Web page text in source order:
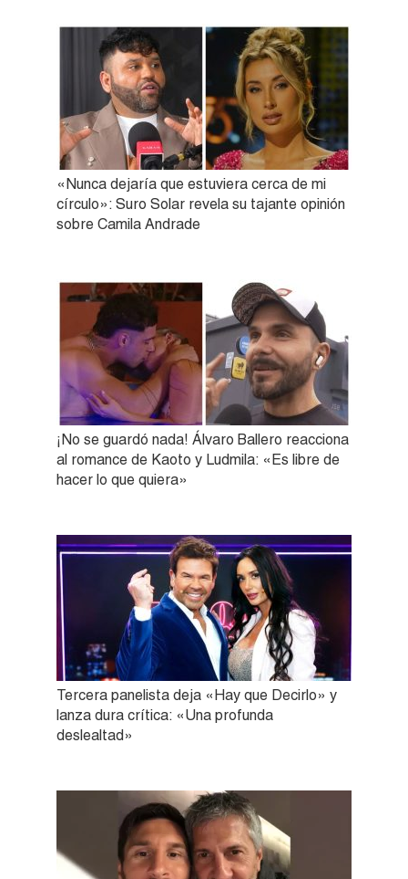
«Nunca dejaría que estuviera cerca de mi
círculo»: Suro Solar revela su tajante opinión
sobre Camila Andrade
¡No se guardó nada! Álvaro Ballero reacciona
al romance de Kaoto y Ludmila: «Es libre de
hacer lo que quiera»
Tercera panelista deja «Hay que Decirlo» y
lanza dura crítica: «Una profunda
deslealtad»